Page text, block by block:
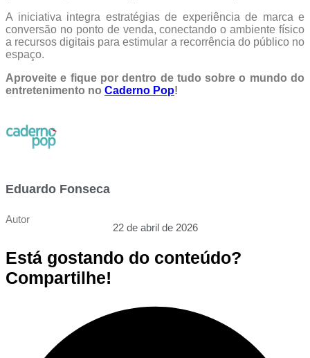
A iniciativa integra estratégias de experiência de marca e
conversão no ponto de venda, conectando o ambiente físico
a recursos digitais para estimular a recorrência do público no
espaço.
Aproveite e fique por dentro de tudo sobre o mundo do
entretenimento no Caderno Pop!
Eduardo Fonseca
Autor
22 de abril de 2026
Está gostando do conteúdo?
Compartilhe!